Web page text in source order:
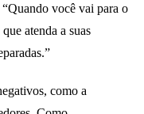
você vai para o
atenda a suas
como a